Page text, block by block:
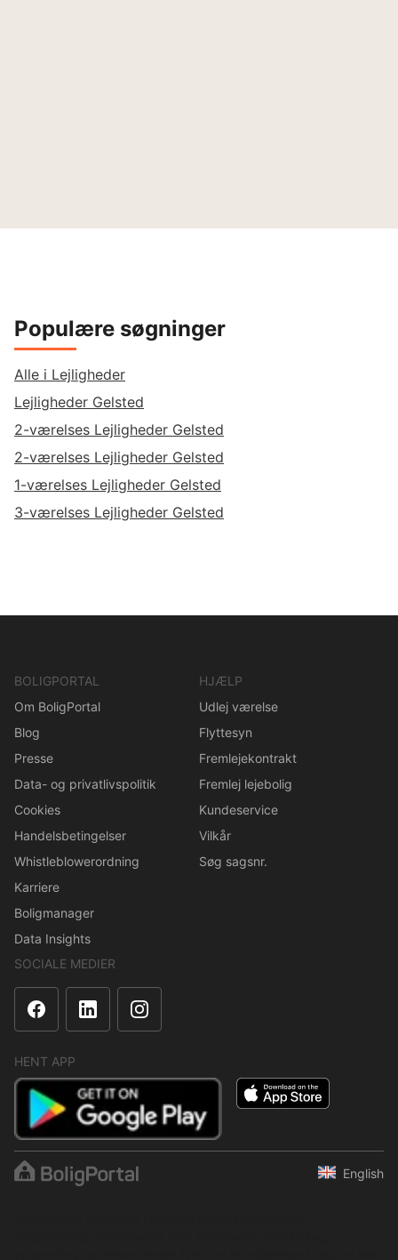
Populære søgninger
Alle i Lejligheder
Lejligheder Gelsted
2-værelses Lejligheder Gelsted
2-værelses Lejligheder Gelsted
1-værelses Lejligheder Gelsted
3-værelses Lejligheder Gelsted
BOLIGPORTAL
Om BoligPortal
Blog
Presse
Data- og privatlivspolitik
Cookies
Handelsbetingelser
Whistleblowerordning
Karriere
Boligmanager
Data Insights
HJÆLP
Udlej værelse
Flyttesyn
Fremlejekontrakt
Fremlej lejebolig
Kundeservice
Vilkår
Søg sagsnr.
SOCIALE MEDIER
HENT APP
English